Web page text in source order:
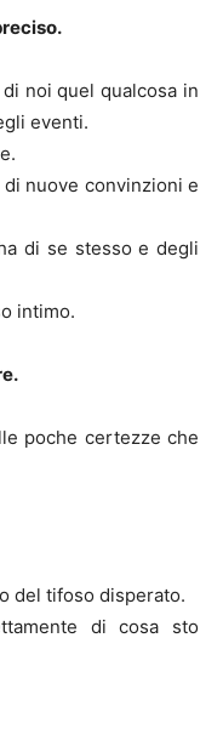
noi quel qualcosa in
eventi.
nuove convinzioni e
di se stesso e degli
intimo.
poche certezze che
del tifoso disperato.
di cosa sto